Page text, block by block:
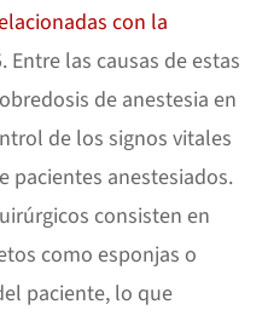
con la
Entre las causas de estas
de anestesia en
de los signos vitales
pacientes anestesiados.
consisten en
como esponjas o
paciente, lo que